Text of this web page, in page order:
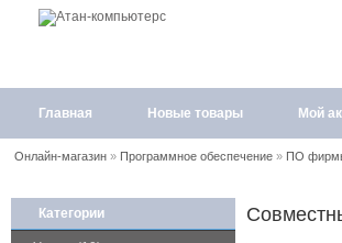
Главная Новые товары Мой
Онлайн-магазин» Программное обеспечение» ПО
Категории